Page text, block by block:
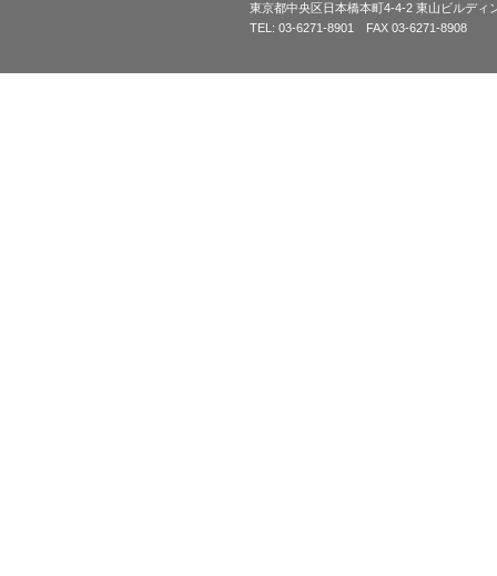
東京都中央区日本橋本町4-4-2 東山ビルディ
TEL: 03-6271-8901 FAX 03-6271-8908